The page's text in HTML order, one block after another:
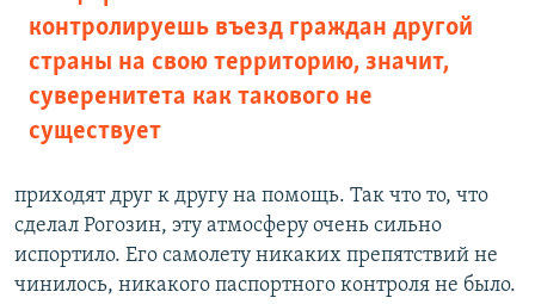
контролируешь въезд граждан другой
страны на свою территорию, значит,
суверенитета как такового не
существует
приходят друг к другу на помощь. Так что то, что
сделал Рогозин, эту атмосферу очень сильно
испортило. Его самолету никаких препятствий не
чинилось, никакого паспортного контроля не было.